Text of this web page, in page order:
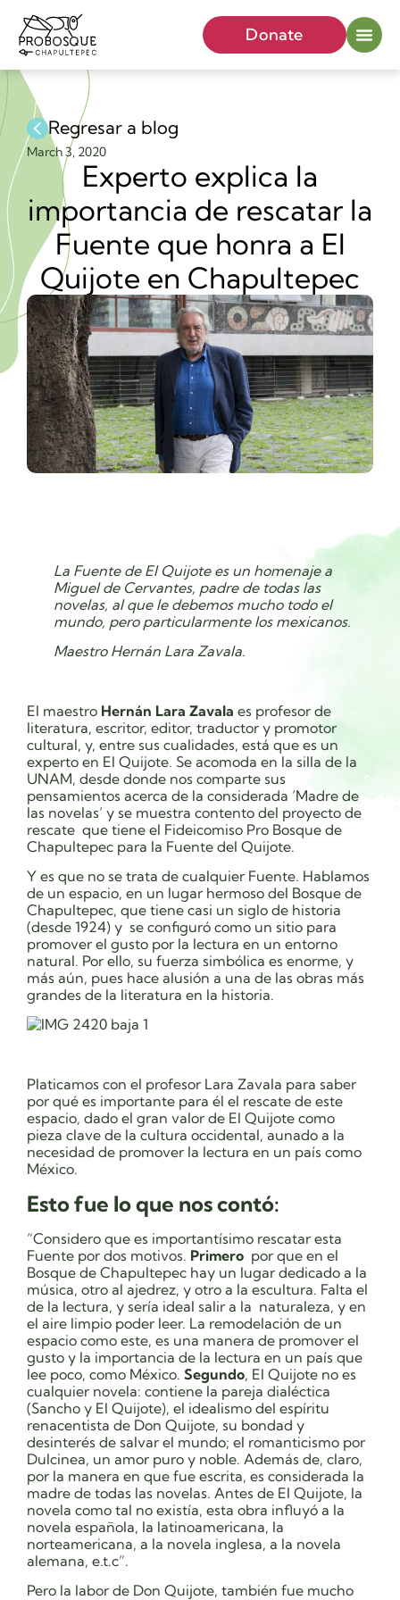
Donate
Regresar a blog
March 3, 2020
Experto explica la
importancia de rescatar la
Fuente que honra a El
Quijote en Chapultepec
La Fuente de El Quijote es un homenaje a
Miguel de Cervantes, padre de todas las
novelas, al que le debemos mucho todo el
mundo, pero particularmente los mexicanos.
Maestro Hernán Lara Zavala.
El maestro Hernán Lara Zavala es profesor de
literatura, escritor, editor, traductor y promotor
cultural, y, entre sus cualidades, está que es un
experto en El Quijote. Se acomoda en la silla de la
UNAM, desde donde nos comparte sus
pensamientos acerca de la considerada ‘Madre de
las novelas’ y se muestra contento del proyecto de
rescate que tiene el Fideicomiso Pro Bosque de
Chapultepec para la Fuente del Quijote.
Y es que no se trata de cualquier Fuente. Hablamos
de un espacio, en un lugar hermoso del Bosque de
Chapultepec, que tiene casi un siglo de historia
(desde 1924) y se configuró como un sitio para
promover el gusto por la lectura en un entorno
natural. Por ello, su fuerza simbólica es enorme, y
más aún, pues hace alusión a una de las obras más
grandes de la literatura en la historia.
Platicamos con el profesor Lara Zavala para saber
por qué es importante para él el rescate de este
espacio, dado el gran valor de El Quijote como
pieza clave de la cultura occidental, aunado a la
necesidad de promover la lectura en un país como
México.
Esto fue lo que nos contó:
“Considero que es importantísimo rescatar esta
Fuente por dos motivos. Primero por que en el
Bosque de Chapultepec hay un lugar dedicado a la
música, otro al ajedrez, y otro a la escultura. Falta el
de la lectura, y sería ideal salir a la naturaleza, y en
el aire limpio poder leer. La remodelación de un
espacio como este, es una manera de promover el
gusto y la importancia de la lectura en un país que
lee poco, como México. Segundo, El Quijote no es
cualquier novela: contiene la pareja dialéctica
(Sancho y El Quijote), el idealismo del espíritu
renacentista de Don Quijote, su bondad y
desinterés de salvar el mundo; el romanticismo por
Dulcinea, un amor puro y noble. Además de, claro,
por la manera en que fue escrita, es considerada la
madre de todas las novelas. Antes de El Quijote, la
novela como tal no existía, esta obra influyó a la
novela española, la latinoamericana, la
norteamericana, a la novela inglesa, a la novela
alemana, e.t.c”.
Pero la labor de Don Quijote, también fue mucho